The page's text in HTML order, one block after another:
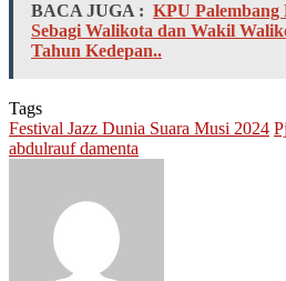
BACA JUGA : KPU Palembang
Sebagi Walikota dan Wakil
Tahun Kedepan..
Tags
Festival Jazz Dunia Suara Musi 2024
abdulrauf damenta